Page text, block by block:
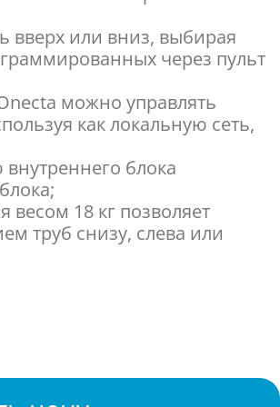
вверх или вниз, выбирая
через пульт
можно управлять
как локальную сеть,
блока
весом 18 кг позволяет
труб снизу, слева или
здания, обеспечивая